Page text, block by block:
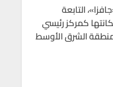
التابعة
كمركز رئيسي
منطقة الشرق الأوسط